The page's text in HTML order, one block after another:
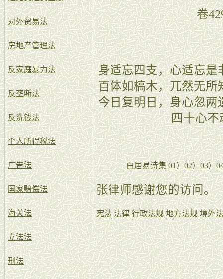
对外贸易法
房地产管理法
反家庭暴力法
反垄断法
反洗钱法
个人所得税法
广告法
国家赔偿法
海关法
立法法
刑法
卷
身适忘四支，心适忘
百体如槁木，兀然无
今日复明日，身心忽
四十心不
白居易诗集 01）02）03）
张律师感谢您的访问。
宪法 法律 行政法规 地方法规 境外